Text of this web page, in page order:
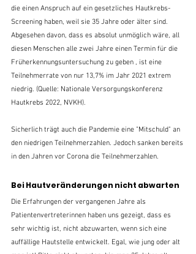
die einen Anspruch auf ein gesetzliches Hautkrebs-
Screening haben, weil sie 35 Jahre oder älter sind.
Abgesehen davon, dass es absolut unmöglich wäre, all
diesen Menschen alle zwei Jahre einen Termin für die
Früherkennungsuntersuchung zu geben , ist eine
Teilnehmerrate von nur 13,7% im Jahr 2021 extrem
niedrig. (Quelle: Nationale Versorgungskonferenz
Hautkrebs 2022, NVKH).
Sicherlich trägt auch die Pandemie eine "Mitschuld" an
den niedrigen Teilnehmerzahlen. Jedoch sanken bereits
in den Jahren vor Corona die Teilnehmerzahlen.
Bei Hautveränderungen nicht abwarten
Die Erfahrungen der vergangenen Jahre als
Patientenvertreterinnen haben uns gezeigt, dass es
sehr wichtig ist, nicht abzuwarten, wenn sich eine
auffällige Hautstelle entwickelt. Egal, wie jung oder alt